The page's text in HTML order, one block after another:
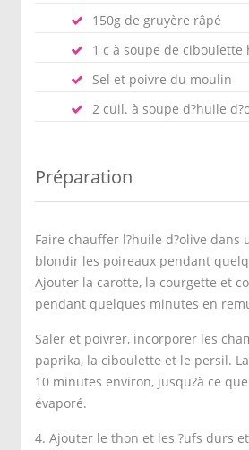
150g de gruyère râpé
1 c à soupe de ciboulette
Sel et poivre du moulin
2 cuil. à soupe d?huile
Préparation
Faire chauffer l?huile d?olive dans
blondir les poireaux pendant
Ajouter la carotte, la courgette et
pendant quelques minutes en
Saler et poivrer, incorporer les
paprika, la ciboulette et le persil.
10 minutes environ, jusqu?à ce
évaporé.
4. Ajouter le thon et les ?ufs durs